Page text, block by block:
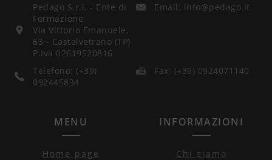
Pedago S.r.l. - Ente di
Formazione
Via Vittorio Emanuele,
63 - Castelvetrano (TP)
P.Iva 02619520816
Email: info@pedago.it
Telefono: (+39)
092445834
Fax: (+39) 0924071140
MENU
Home page
INFORMAZIONI
Chi siamo